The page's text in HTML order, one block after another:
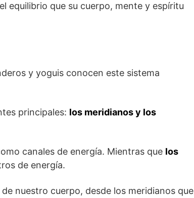
equilibrio que su cuerpo, mente y espíritu
y yoguis conocen este sistema
principales: los meridianos y los
canales de energía. Mientras que los
de energía.
nuestro cuerpo, desde los meridianos que